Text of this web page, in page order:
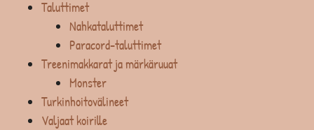
Taluttimet
Nahkataluttimet
Paracord-taluttimet
Treenimakkarat ja märkäruuat
Monster
Turkinhoitovälineet
Valjaat koirille